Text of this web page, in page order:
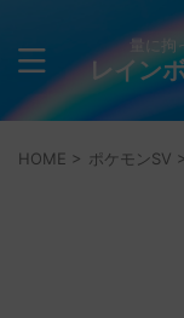
量に拘
レイン
HOME > ポケモンSV >